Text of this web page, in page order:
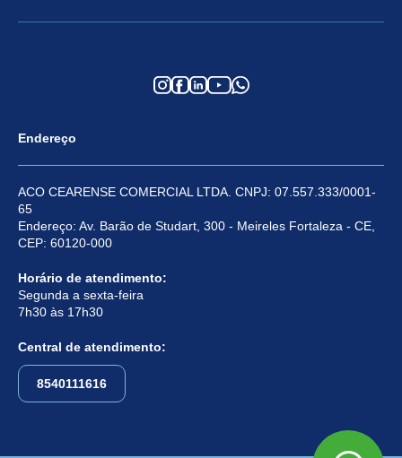
Endereço
ACO CEARENSE COMERCIAL LTDA. CNPJ: 07.557.333/0001-
65
Endereço: Av. Barão de Studart, 300 - Meireles Fortaleza - CE,
CEP: 60120-000
Horário de atendimento:
Segunda a sexta-feira
7h30 às 17h30
Central de atendimento:
8540111616